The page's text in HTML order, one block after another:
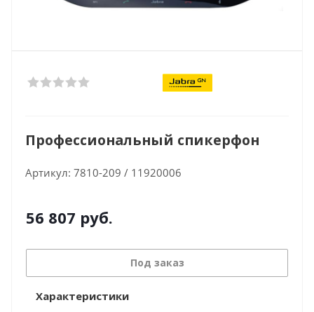
Профессиональный спикерфон
Артикул: 7810-209 / 11920006
56 807 руб.
Под заказ
Характеристики